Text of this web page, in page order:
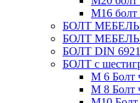
М16 болт
БОЛТ
БОЛТ
БОЛТ DIN
БОЛТ с
М 6 Болт
М 8 Болт